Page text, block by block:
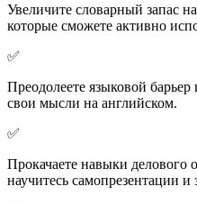
Увеличите словарный запас
которые сможете активно
✅
Преодолеете языковой
свои мысли на английском.
✅
Прокачаете навыки делового
научитесь самопрезентации